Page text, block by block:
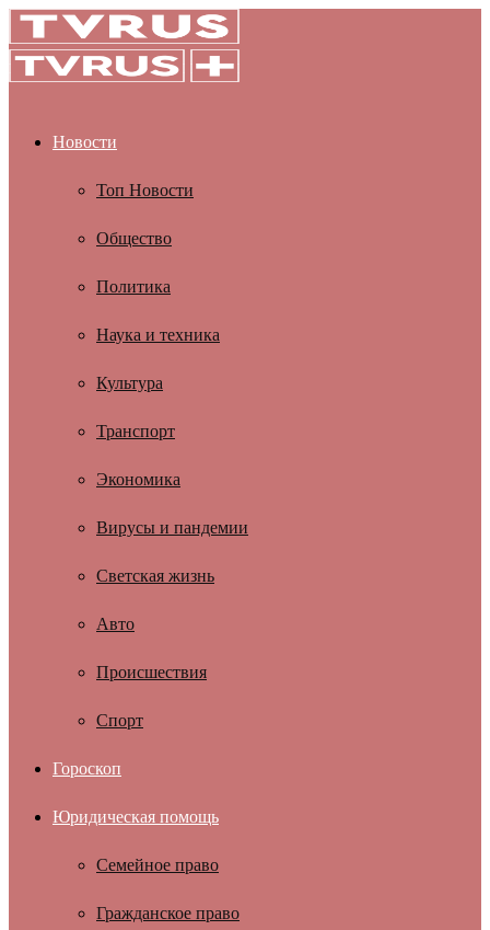
Новости
Топ Новости
Общество
Политика
Наука и техника
Культура
Транспорт
Экономика
Вирусы и пандемии
Светская жизнь
Авто
Происшествия
Спорт
Гороскоп
Юридическая помощь
Семейное право
Гражданское право